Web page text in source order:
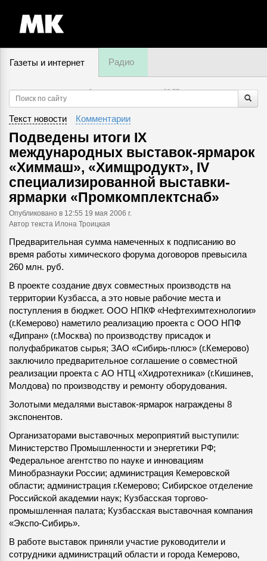
Газеты и интернет Радио
9 августа, воскресенье,08:57
Текст новости Комментарии
Подведены итоги IX
международных выставок-ярмарок
«Химмаш», «Химщродукт», IV
специализированной выставки-
ярмарки «Промкомплектснаб»
Опубликовано в 12:55 19 мая 2006 г.
Автор текста Илона Троицкая
Предварительная сумма намеченных к подписанию во
время работы химического форума договоров превысила
260 млн. руб.
В проекте создание двух совместных производств на
территории Кузбасса, а это новые рабочие места и
поступления в бюджет. ООО НПКФ «Нефтехимтехнологии»
(г.Кемерово) наметило реализацию проекта с ООО НПФ
«Дипран» (г.Москва) по производству присадок и
полуфабрикатов сырья; ЗАО «Сибирь-плюс» (г.Кемерово)
заключило предварительное соглашение о совместной
реализации проекта с АО НТЦ «Хидротехника» (г.Кишинев,
Молдова) по производству и ремонту оборудования.
Золотыми медалями выставок-ярмарок награждены 8
экспонентов.
Организаторами выставочных мероприятий выступили:
Министерство Промышленности и энергетики РФ;
Федеральное агентство по науке и инновациям
Минобразнауки России; администрация Кемеровской
области; администрация г.Кемерово; Сибирское отделение
Российской академии наук; Кузбасская торгово-
промышленная палата; Кузбасская выставочная компания
«Экспо-Сибирь».
В работе выставок приняли участие руководители и
сотрудники администраций области и города Кемерово,